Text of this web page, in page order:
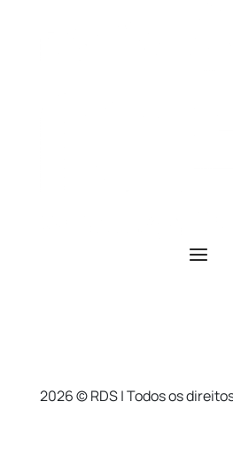
2026 © RDS | Todos os